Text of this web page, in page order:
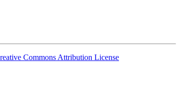
Commons Attribution License